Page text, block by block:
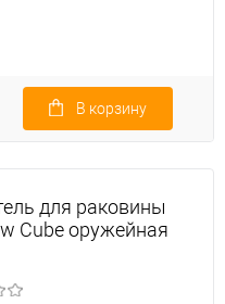
В корзину
для раковины
Cube оружейная